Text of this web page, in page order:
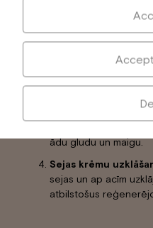
rūpīgu ādas
Sejas un dekoltē
zonas masāža ļauj
un uzlabot asinsriti.
Reģenerējoša maska
ādu gludu un maigu.
Sejas krēmu
sejas un ap acīm
atbilstošus